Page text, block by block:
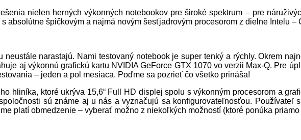
nielen herných výkonných notebookov pre široké spektrum – pre
absolútne špičkovým a najmä novým šesťjadrovým procesorom z dielne Intelu –
neustále narastajú. Nami testovaný notebook je super tenký a rýchly. Okrem
aj výkonnú grafickú kartu NVIDIA GeForce GTX 1070 vo verzii Max-Q. Pre
– jeden a pol mesiaca. Poďme sa pozrieť čo všetko prináša!
hliníka, ktoré ukrýva 15,6“ Full HD displej spolu s výkonným procesorom a
sú známe aj u nás a vyznačujú sa konfigurovateľnosťou. Používateľ
platí obmedzenie – vyberať možno z niekoľkých možností (ktoré ponúka priamo